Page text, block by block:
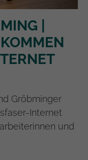
|
Gröbminger
Internet
und